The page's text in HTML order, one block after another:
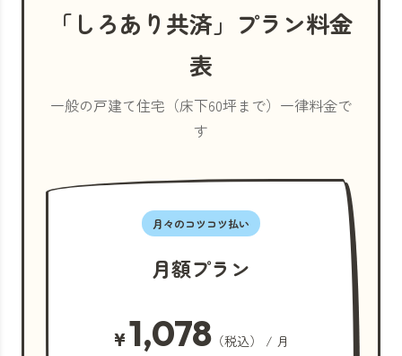
「しろあり共済」プラン料金
表
一般の戸建て住宅（床下60坪まで）一律料金で
す
月々のコツコツ払い
月額プラン
¥1,078（税込） / 月